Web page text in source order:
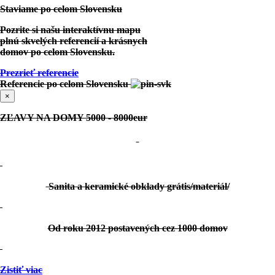
Velké Opatovice:Projekt Individuálny
Staviame po celom Slovensku
Pozrite si našu interaktívnu mapu
plnú skvelých referencií a krásnych
domov po celom Slovensku.
Prezrieť referencie
Referencie po celom Slovensku
×
ZĽAVY NA DOMY 5000 - 8000eur
Sanita a keramické obklady grátis/materiál/
Od roku 2012 postavených cez 1000 domov
Zistiť viac